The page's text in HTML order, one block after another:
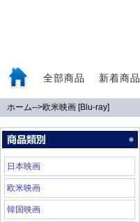
全部商品 新着商品
ホーム-->欧米映画 [Blu-ray]
日本映画
欧米映画
韓国映画